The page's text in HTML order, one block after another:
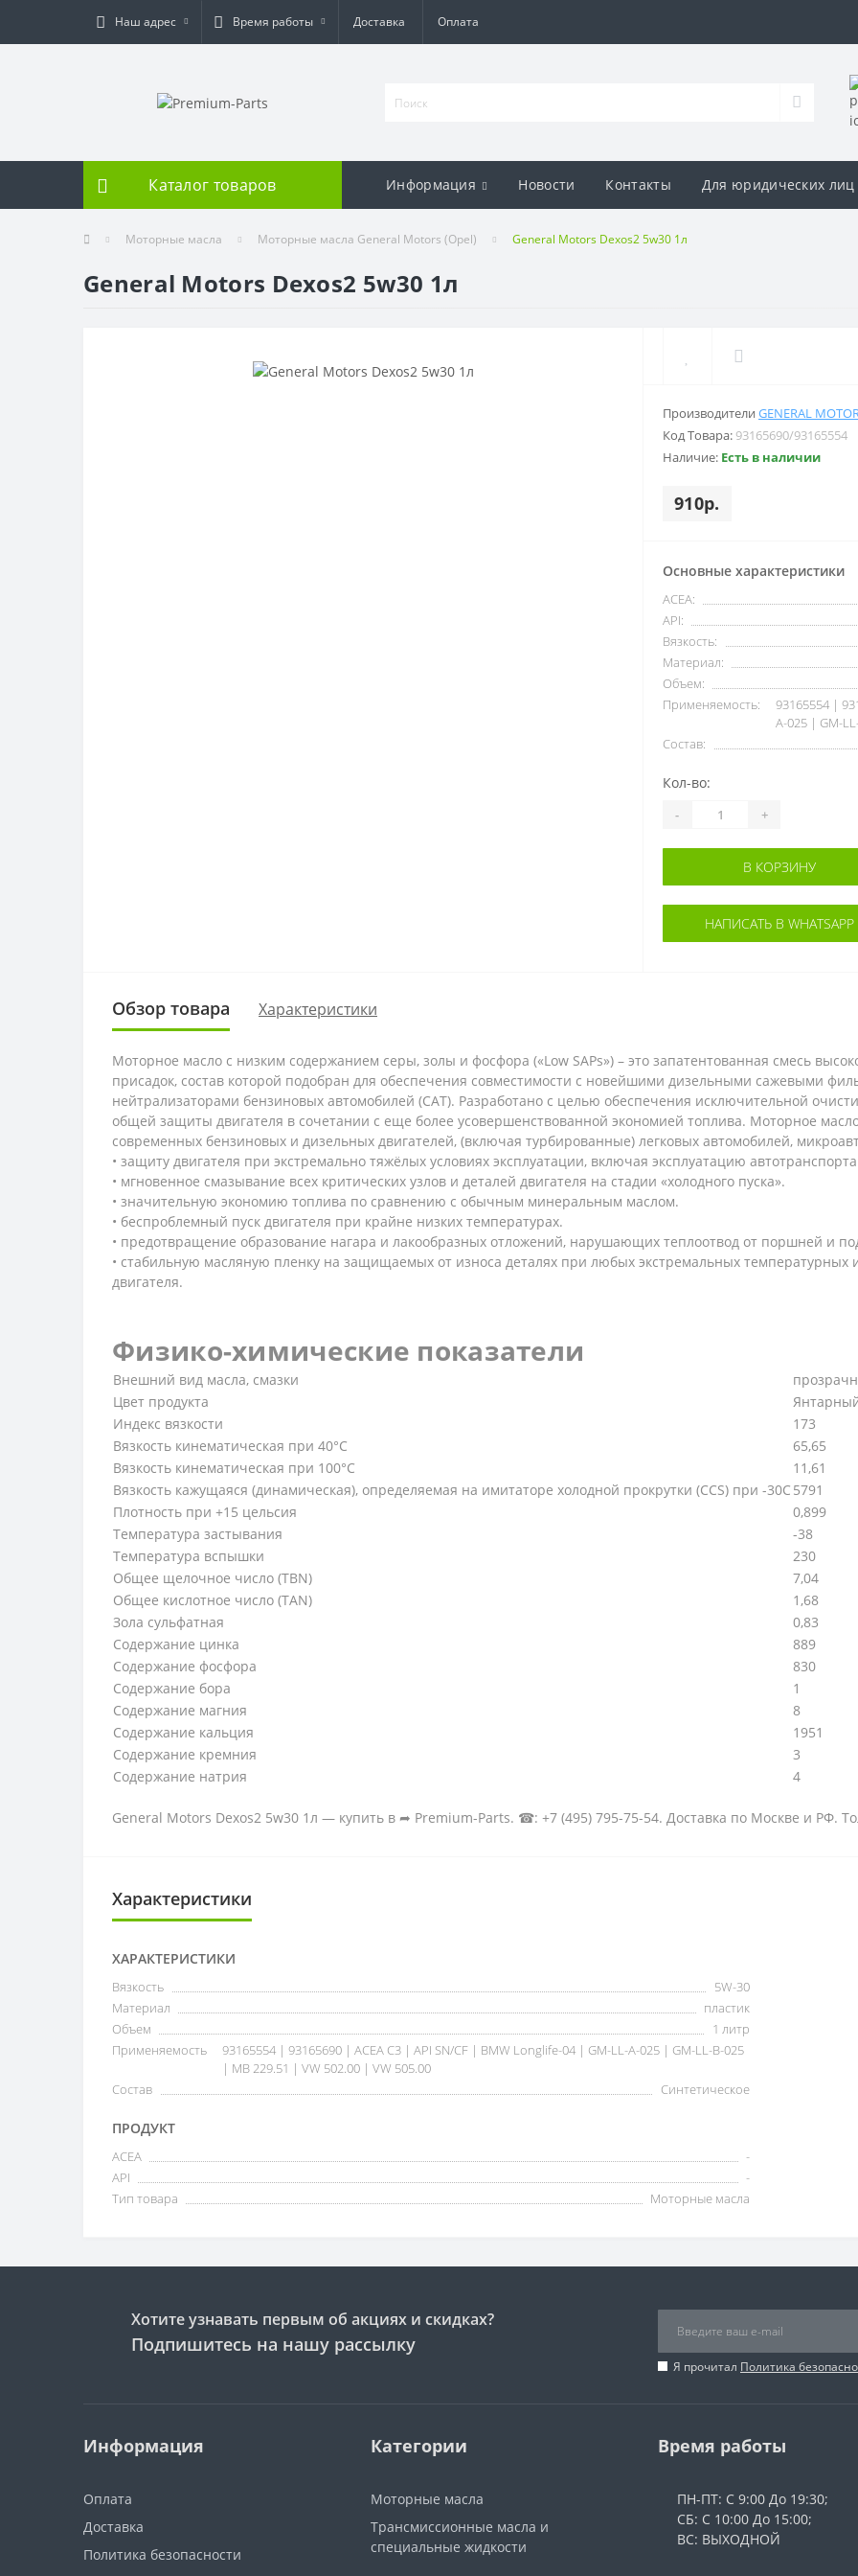
Наш адрес Время работы Доставка Оплата
Каталог товаров Информация Новости Контакты Для юридических лиц
Моторные масла Моторные масла General Motors (Opel) General Motors Dexos2 5w30 1л
General Motors Dexos2 5w30 1л
Производители GENERAL
Код Товара: 93165690/93165554
Наличие: Есть в наличии
910р.
Основные характеристики
ACEA:
API:
Вязкость:
Материал:
Объем:
Применяемость:
93165554 |
A-025 | GM-
Состав:
Кол-во:
- +
В КОРЗИНУ
НАПИСАТЬ В WHATSAPP
Обзор товара Характеристики
Моторное масло с низким содержанием серы, золы и фосфора («Low SAPs») – это запатентованная смесь
присадок, состав которой подобран для обеспечения совместимости с новейшими дизельными сажевыми
нейтрализаторами бензиновых автомобилей (CAT). Разработано с целью обеспечения исключительной
общей защиты двигателя в сочетании с еще более усовершенствованной экономией топлива. Моторное
современных бензиновых и дизельных двигателей, (включая турбированные) легковых автомобилей,
• защиту двигателя при экстремально тяжёлых условиях эксплуатации, включая эксплуатацию
• мгновенное смазывание всех критических узлов и деталей двигателя на стадии «холодного пуска».
• значительную экономию топлива по сравнению с обычным минеральным маслом.
• беспроблемный пуск двигателя при крайне низких температурах.
• предотвращение образование нагара и лакообразных отложений, нарушающих теплоотвод от поршней и
• стабильную масляную пленку на защищаемых от износа деталях при любых экстремальных температурных
двигателя.
Физико-химические показатели
Внешний вид масла, смазки
Цвет продукта
Индекс вязкости
173
Вязкость кинематическая при 40°С
65,65
Вязкость кинематическая при 100°С
11,61
Вязкость кажущаяся (динамическая), определяемая на имитаторе холодной прокрутки (CCS) при -30С 5791
Плотность при +15 цельсия
0,899
Температура застывания
-38
Температура вспышки
230
Общее щелочное число (TBN)
7,04
Общее кислотное число (TAN)
1,68
Зола сульфатная
0,83
Содержание цинка
889
Содержание фосфора
830
Содержание бора
1
Содержание магния
8
Содержание кальция
1951
Содержание кремния
3
Содержание натрия
4
General Motors Dexos2 5w30 1л — купить в ➦ Premium-Parts. ☎: +7 (495) 795-75-54. Доставка по Москве и РФ.
Характеристики
ХАРАКТЕРИСТИКИ
Вязкость
5W-30
Материал
пластик
Объем
1 литр
Применяемость
93165554 | 93165690 | ACEA C3 | API SN/CF | BMW Longlife-04 | GM-LL-A-025 | GM-LL-B-025
| MB 229.51 | VW 502.00 | VW 505.00
Состав
Синтетическое
ПРОДУКТ
ACEA
-
API
-
Тип товара
Моторные масла
Хотите узнавать первым об акциях и скидках?
Подпишитесь на нашу рассылку
Я прочитал Политика
Информация
Оплата
Доставка
Политика безопасности
Категории
Моторные масла
Трансмиссионные масла и
специальные жидкости
Время работы
ПН-ПТ: С 9:00 До 19:30;
СБ: С 10:00 До 15:00;
ВС: ВЫХОДНОЙ